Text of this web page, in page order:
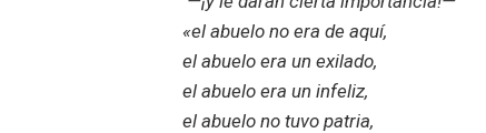
«el abuelo no era de aquí,
el abuelo era un exilado,
el abuelo era un infeliz,
el abuelo no tuvo patria,